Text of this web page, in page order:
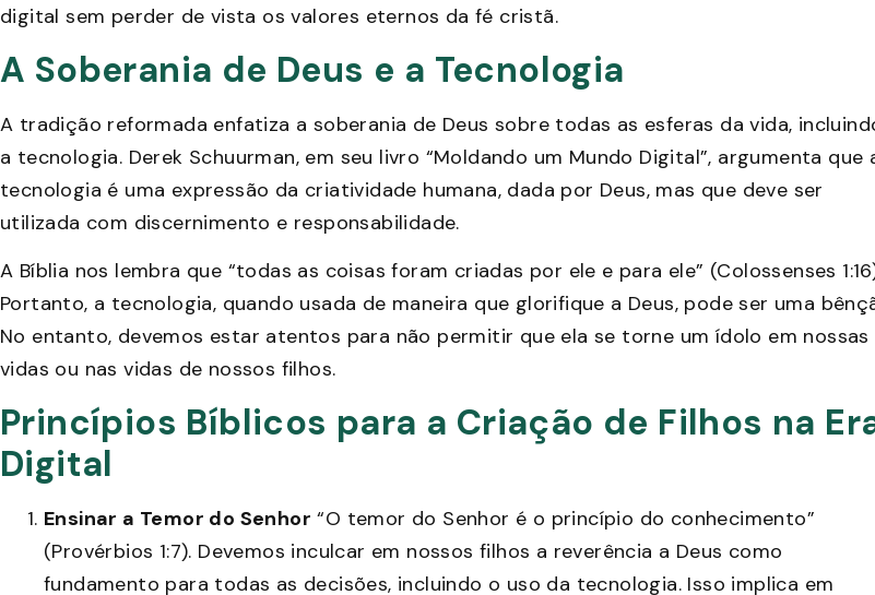
digital sem perder de vista os valores eternos da fé cristã.
A Soberania de Deus e a Tecnologia
A tradição reformada enfatiza a soberania de Deus sobre todas as esferas da vida,
a tecnologia. Derek Schuurman, em seu livro “Moldando um Mundo Digital”, argumenta que
tecnologia é uma expressão da criatividade humana, dada por Deus, mas que deve ser
utilizada com discernimento e responsabilidade.
A Bíblia nos lembra que “todas as coisas foram criadas por ele e para ele” (Colossenses
Portanto, a tecnologia, quando usada de maneira que glorifique a Deus, pode ser uma
No entanto, devemos estar atentos para não permitir que ela se torne um ídolo em nossas
vidas ou nas vidas de nossos filhos.
Princípios Bíblicos para a Criação de Filhos na
Digital
Ensinar a Temor do Senhor “O temor do Senhor é o princípio do conhecimento”
(Provérbios 1:7). Devemos inculcar em nossos filhos a reverência a Deus como
fundamento para todas as decisões, incluindo o uso da tecnologia. Isso implica em